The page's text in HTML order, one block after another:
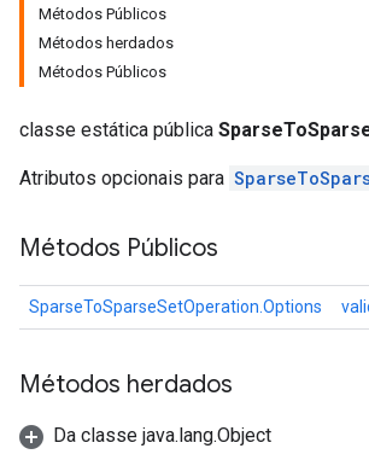
Métodos Públicos
Métodos herdados
Métodos Públicos
classe estática pública
Atributos opcionais para
Métodos Públicos
SparseToSparseSetOperation.Options
Métodos herdados
Da classe java.lang.Object